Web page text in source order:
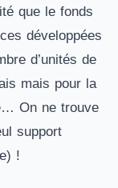
que le fonds
développées
d’unités de
mais pour la
On ne trouve
support
!